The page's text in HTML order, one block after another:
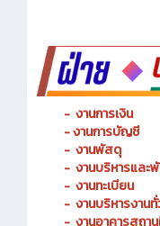
-งานการเงิน
- งานการบัญชี
- งานพัสดุ
- งานบริหารและ
- งานทะเบียน